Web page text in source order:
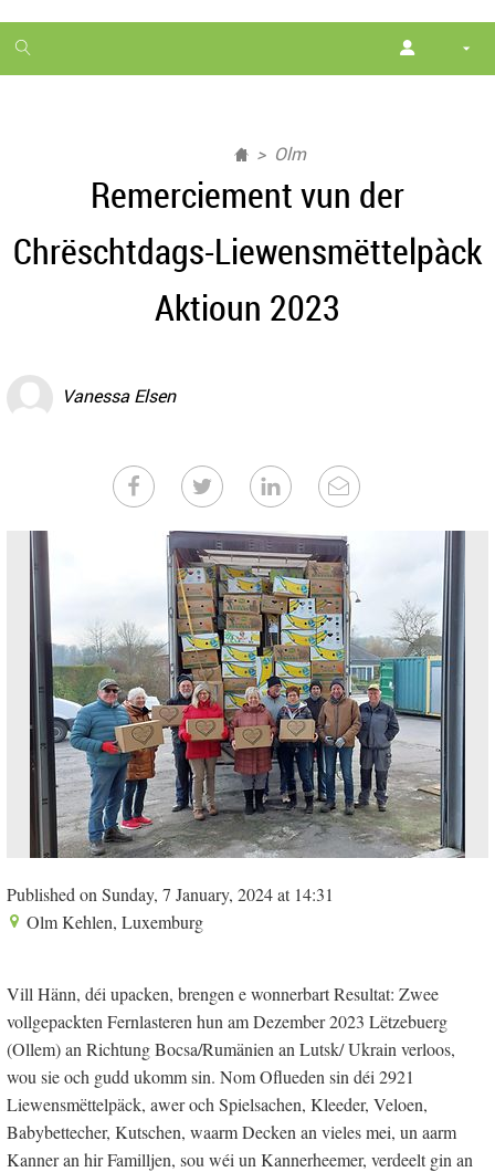
1
month
Olm
Remerciement vun der
Chrëschtdags-Liewensmëttelpàck
Aktioun 2023
Vanessa Elsen
Published on Sunday, 7 January, 2024 at 14:31
Olm Kehlen, Luxemburg
Vill Hänn, déi upacken, brengen e wonnerbart Resultat: Zwee
vollgepackten Fernlasteren hun am Dezember 2023 Lëtzebuerg
(Ollem) an Richtung Bocsa/Rumänien an Lutsk/ Ukrain verloos,
wou sie och gudd ukomm sin. Nom Oflueden sin déi 2921
Liewensmëttelpäck, awer och Spielsachen, Kleeder, Veloen,
Babybettecher, Kutschen, waarm Decken an vieles mei, un aarm
Kanner an hir Familljen, sou wéi un Kannerheemer, verdeelt gin an